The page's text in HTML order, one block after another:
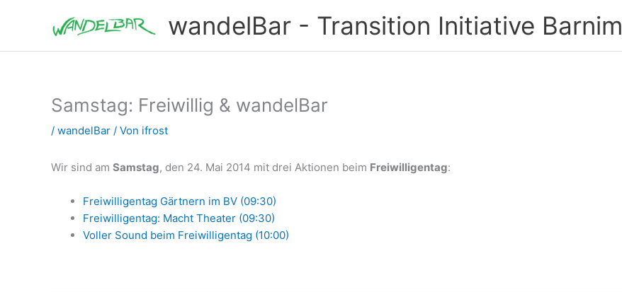
wandelBar - Transition Initiative Barnim
Samstag: Freiwillig & wandelBar
/ wandelBar / Von ifrost
Wir sind am Samstag, den 24. Mai 2014 mit drei Aktionen beim Freiwilligentag:
Freiwilligentag Gärtnern im BV (09:30)
Freiwilligentag: Macht Theater (09:30)
Voller Sound beim Freiwilligentag (10:00)